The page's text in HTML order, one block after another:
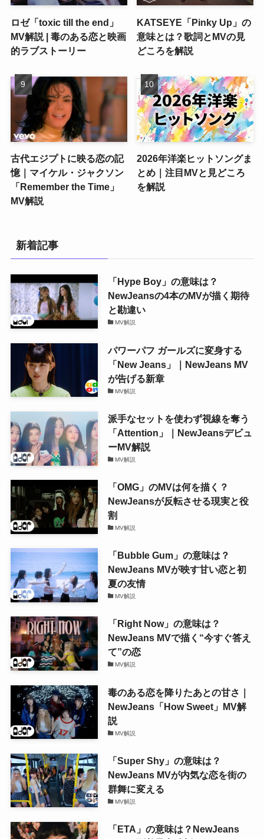
ロゼ「toxic till the end」
MV解説 | 毒のある恋と映画
的ラブストーリー
KATSEYE「Pinky Up」の
意味とは？歌詞とMVの見
どころを解説
古代エジプトに映る恋の記
憶｜マイケル・ジャクソン
「Remember the Time」
MV解説
2026年洋楽ヒットソングま
とめ｜注目MVと見どころ
を解説
新着記事
「Hype Boy」の意味は？
NewJeansの4本のMVが描く期待
と勘違い
MV解説
パワーパフ ガールズに変身する
「New Jeans」｜NewJeans MV
が告げる新章
MV解説
派手なセットを使わず視線を奪う
「Attention」｜NewJeansデビュ
ーMV解説
MV解説
「OMG」のMVは何を描く？
NewJeansが反転させる現実と役
割
MV解説
「Bubble Gum」の意味は？
NewJeans MVが映す甘い恋と初
夏の友情
MV解説
「Right Now」の意味は？
NewJeans MVで描く“今すぐ答え
て”の恋
MV解説
毒のある恋を降りたあとの甘さ｜
NewJeans「How Sweet」MV解
説
MV解説
「Super Shy」の意味は？
NewJeans MVが内気な恋を街の
群舞に変える
MV解説
「ETA」の意味は？NewJeans